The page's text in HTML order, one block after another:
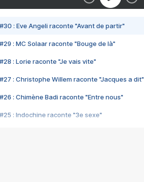
#30 : Eve Angeli raconte "Avant de partir"
#29 : MC Solaar raconte "Bouge de là"
#28 : Lorie raconte "Je vais vite"
#27 : Christophe Willem raconte "Jacques a dit"
#26 : Chimène Badi raconte "Entre nous"
#25 : Indochine raconte "3e sexe"